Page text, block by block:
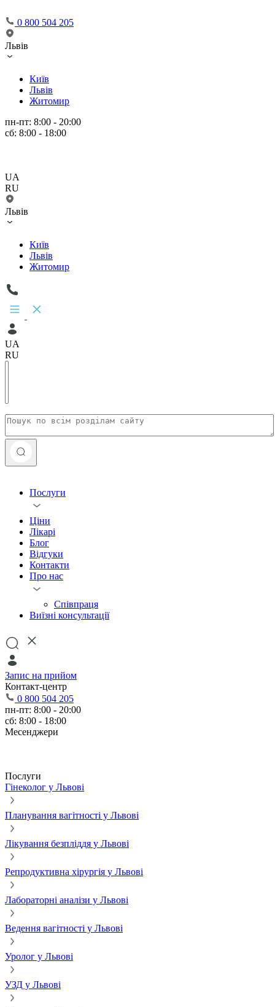
0 800 504 205
Львів
Київ
Львів
Житомир
пн-пт: 8:00 - 20:00
сб: 8:00 - 18:00
UA
RU
Львів
Київ
Львів
Житомир
UA
RU
Послуги
Ціни
Лікарі
Блог
Відгуки
Контакти
Про нас
Співпраця
Виїзні консультації
Запис на прийом
Контакт-центр
0 800 504 205
пн-пт: 8:00 - 20:00
сб: 8:00 - 18:00
Месенджери
Послуги
Гінеколог у Львові
Планування вагітності у Львові
Лікування безпліддя у Львові
Репродуктивна хірургія у Львові
Лабораторні аналізи у Львові
Ведення вагітності у Львові
Уролог у Львові
УЗД у Львові